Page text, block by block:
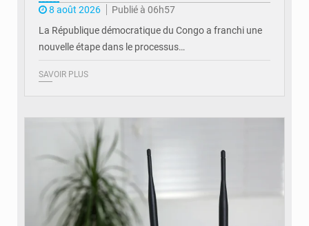
8 août 2026
Publié à 06h57
La République démocratique du Congo a franchi une
nouvelle étape dans le processus…
SAVOIR PLUS